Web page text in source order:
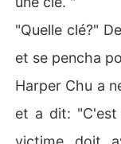
"Quelle clé?"
et se pencha
Harper Chu a
et a dit: "C'est